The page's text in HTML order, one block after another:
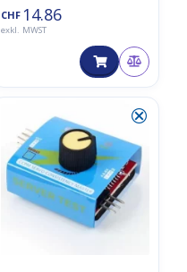
CHF 14.86
exkl. MWST
⮿